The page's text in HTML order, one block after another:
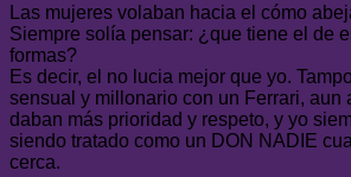
Las mujeres volaban hacia el cómo
Siempre solía pensar: ¿que tiene el de
formas?
Es decir, el no lucia mejor que yo.
sensual y millonario con un Ferrari, aun
daban más prioridad y respeto, y yo
siendo tratado como un DON NADIE
cerca.